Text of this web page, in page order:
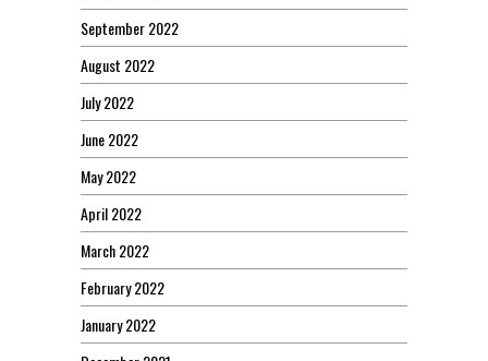
September 2022
August 2022
July 2022
June 2022
May 2022
April 2022
March 2022
February 2022
January 2022